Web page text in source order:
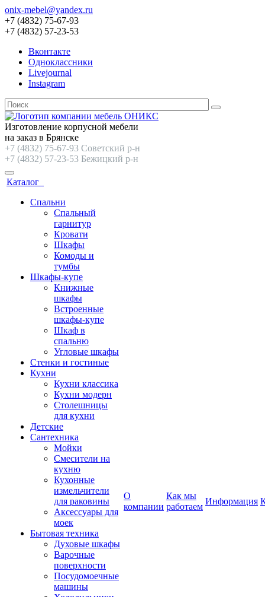
onix-mebel@yandex.ru
+7 (4832) 75-67-93
+7 (4832) 57-23-53
Вконтакте
Одноклассники
Livejournal
Instagram
Изготовление корпусной мебели
на заказ в Брянске
+7 (4832) 75-67-93 Советский р-н
+7 (4832) 57-23-53 Бежицкий р-н
Каталог
Спальни
Спальный
гарнитур
Кровати
Шкафы
Комоды и
тумбы
Шкафы-купе
Книжные
шкафы
Встроенные
шкафы-купе
Шкаф в
спальню
Угловые шкафы
Стенки и гостиные
Кухни
Кухни классика
Кухни модерн
Столешницы
для кухни
Детские
Сантехника
Мойки
Смесители на
кухню
Кухонные
измельчители
для раковины
Аксессуары для
моек
Бытовая техника
Духовые шкафы
Варочные
поверхности
Посудомоечные
машины
О
компании
Как мы
работаем
Информация